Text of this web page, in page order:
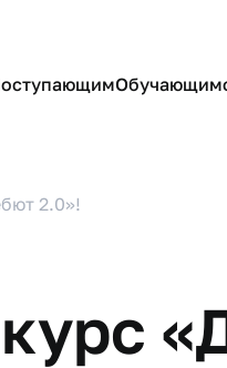
2.0»!